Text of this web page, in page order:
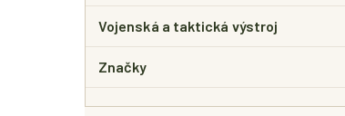
Vojenská a taktická výstroj
Značky